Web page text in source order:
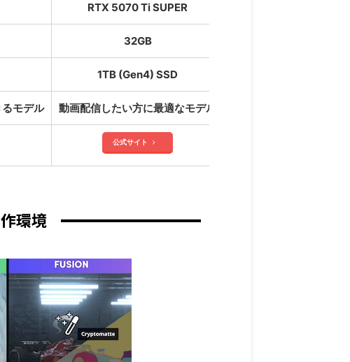
RTX 5070 Ti SUPER
32GB
1TB (Gen4) SSD
モデル 動画配信したい方に最適なモデル
公式サイト
環境